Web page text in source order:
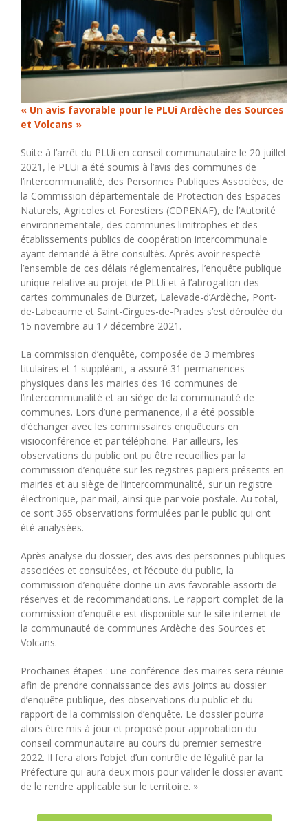
« Un avis favorable pour le PLUi Ardèche des Sources
et Volcans »
Suite à l’arrêt du PLUi en conseil communautaire le 20 juillet
2021, le PLUi a été soumis à l’avis des communes de
l’intercommunalité, des Personnes Publiques Associées, de
la Commission départementale de Protection des Espaces
Naturels, Agricoles et Forestiers (CDPENAF), de l’Autorité
environnementale, des communes limitrophes et des
établissements publics de coopération intercommunale
ayant demandé à être consultés. Après avoir respecté
l’ensemble de ces délais réglementaires, l’enquête publique
unique relative au projet de PLUi et à l’abrogation des
cartes communales de Burzet, Lalevade-d’Ardèche, Pont-
de-Labeaume et Saint-Cirgues-de-Prades s’est déroulée du
15 novembre au 17 décembre 2021.
La commission d’enquête, composée de 3 membres
titulaires et 1 suppléant, a assuré 31 permanences
physiques dans les mairies des 16 communes de
l’intercommunalité et au siège de la communauté de
communes. Lors d’une permanence, il a été possible
d’échanger avec les commissaires enquêteurs en
visioconférence et par téléphone. Par ailleurs, les
observations du public ont pu être recueillies par la
commission d’enquête sur les registres papiers présents en
mairies et au siège de l’intercommunalité, sur un registre
électronique, par mail, ainsi que par voie postale. Au total,
ce sont 365 observations formulées par le public qui ont
été analysées.
Après analyse du dossier, des avis des personnes publiques
associées et consultées, et l’écoute du public, la
commission d’enquête donne un avis favorable assorti de
réserves et de recommandations. Le rapport complet de la
commission d’enquête est disponible sur le site internet de
la communauté de communes Ardèche des Sources et
Volcans.
Prochaines étapes : une conférence des maires sera réunie
afin de prendre connaissance des avis joints au dossier
d’enquête publique, des observations du public et du
rapport de la commission d’enquête. Le dossier pourra
alors être mis à jour et proposé pour approbation du
conseil communautaire au cours du premier semestre
2022. Il fera alors l’objet d’un contrôle de légalité par la
Préfecture qui aura deux mois pour valider le dossier avant
de le rendre applicable sur le territoire. »